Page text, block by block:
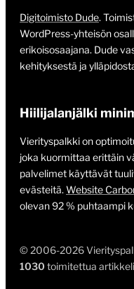
© 2006-2026
1030 toimitettua
Digitoimisto Dude.
WordPress-yhteisön
erikoisosaajana. Dude
kehityksestä ja
Hiilijalanjälki
Vierityspalkki on
joka kuormittaa erittäin
palvelimet käyttävät
evästeitä. Website
olevan 92 % puhtaampi